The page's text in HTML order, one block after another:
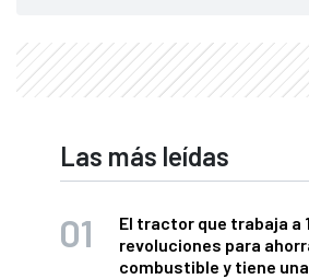
Las más leídas
El tractor que trabaja a
revoluciones para
combustible y tiene